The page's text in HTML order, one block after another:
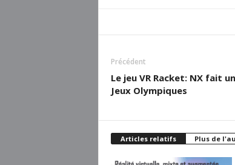
Précédent
Le jeu VR Racket: NX fait
Jeux Olympiques
Articles relatifs Plus de